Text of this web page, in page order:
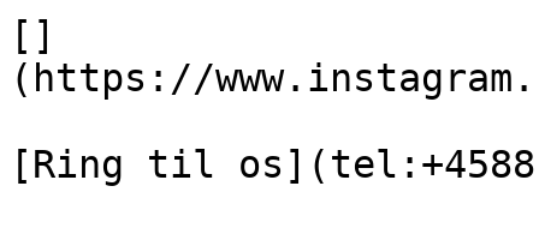
[]
(https://
[Ring til